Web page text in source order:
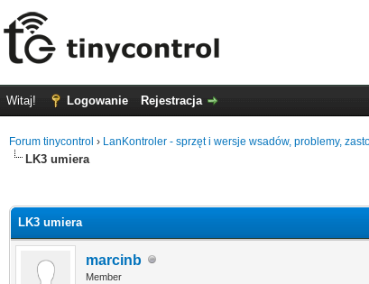
Witaj! Logowanie Rejestracja
Forum tinycontrol › LanKontroler - sprzęt i wersje wsadów, problemy,
LK3 umiera
LK3 umiera
marcinb
Member